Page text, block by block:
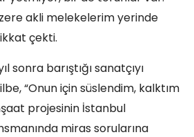
akli melekelerim yerinde
çekti.
sonra barıştığı sanatçıyı
“Onun için süslendim, kalktım
projesinin İstanbul
miras sorularına